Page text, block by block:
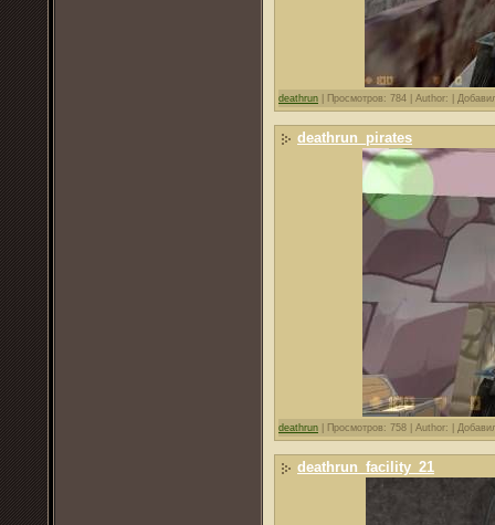
deathrun Просмотров: 784 | Author: |
deathrun_pirates
deathrun Просмотров: 758 | Author: |
deathrun_facility_21